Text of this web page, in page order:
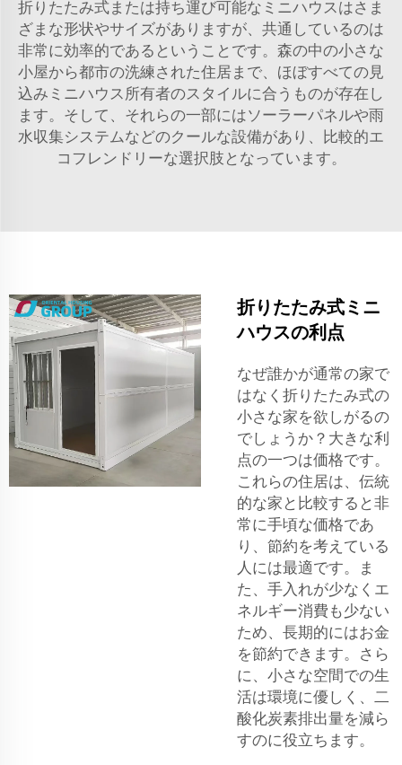
折りたたみ式または持ち運び可能なミニハウスはさま
ざまな形状やサイズがありますが、共通しているのは
非常に効率的であるということです。森の中の小さな
小屋から都市の洗練された住居まで、ほぼすべての見
込みミニハウス所有者のスタイルに合うものが存在し
ます。そして、それらの一部にはソーラーパネルや雨
水収集システムなどのクールな設備があり、比較的エ
コフレンドリーな選択肢となっています。
折りたたみ式ミニ
ハウスの利点
なぜ誰かが通常の家で
はなく折りたたみ式の
小さな家を欲しがるの
でしょうか？大きな利
点の一つは価格です。
これらの住居は、伝統
的な家と比較すると非
常に手頃な価格であ
り、節約を考えている
人には最適です。ま
た、手入れが少なくエ
ネルギー消費も少ない
ため、長期的にはお金
を節約できます。さら
に、小さな空間での生
活は環境に優しく、二
酸化炭素排出量を減ら
すのに役立ちます。